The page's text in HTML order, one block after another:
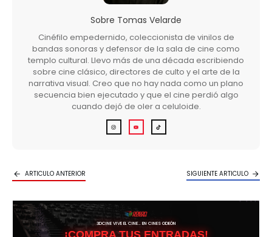
Sobre Tomas Velarde
Cinéfilo empedernido, coleccionista de vinilos de
bandas sonoras y defensor de la sala de cine como
templo cultural. Llevo más de una década escribiendo
sobre cine clásico, directores de culto y el arte de la
narrativa visual. Creo que no hay nada como un plano
secuencia bien ejecutado y que el cine perdió algo
cuando dejó de oler a celuloide.
ARTICULO ANTERIOR SIGUIENTE ARTICULO
3DCINE VIVE EL CINE… EN CINES ODEÓN